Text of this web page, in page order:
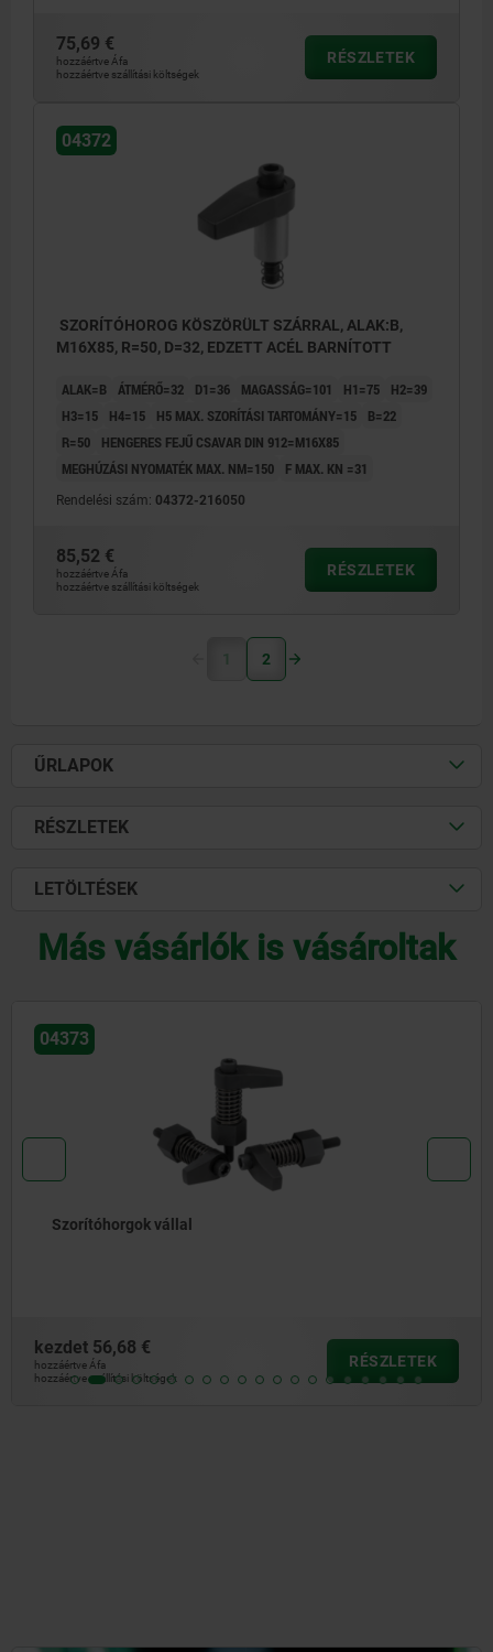
75,69 €
hozzáértve Áfa
hozzáértve szállítási költségek
RÉSZLETEK
04372
SZORÍTÓHOROG KÖSZÖRÜLT SZÁRRAL, ALAK:B,
M16X85, R=50, D=32, EDZETT ACÉL BARNÍTOTT
ALAK=B ÁTMÉRŐ=32 D1=36 MAGASSÁG=101 H1=75
H2=39
H3=15
H4=15 H5 MAX. SZORÍTÁSI TARTOMÁNY=15
B=22
R=50
HENGERES FEJŰ CSAVAR DIN 912=M16X85
MEGHÚZÁSI NYOMATÉK MAX. NM=150
F MAX. KN =31
Rendelési szám: 04372-216050
85,52 €
hozzáértve Áfa
hozzáértve szállítási költségek
RÉSZLETEK
1 2
ŰRLAPOK
RÉSZLETEK
LETÖLTÉSEK
Más vásárlók is vásároltak
04627-10
Nyomódarab készlet kompakt szorítókhoz
kezdet37,94 €
hozzáértve Áfa
hozzáértve szállítási költségek
RÉSZLETEK